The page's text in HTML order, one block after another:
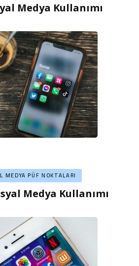
Medya Kullanımı
MEDYA PÜF NOKTALARI
Medya Kullanımı